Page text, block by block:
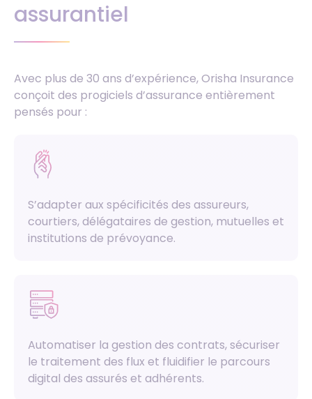
assurantiel
Avec plus de 30 ans d’expérience, Orisha Insurance
conçoit des progiciels d’assurance entièrement
pensés pour :
S’adapter aux spécificités des assureurs,
courtiers, délégataires de gestion, mutuelles et
institutions de prévoyance.
Automatiser la gestion des contrats, sécuriser
le traitement des flux et fluidifier le parcours
digital des assurés et adhérents.